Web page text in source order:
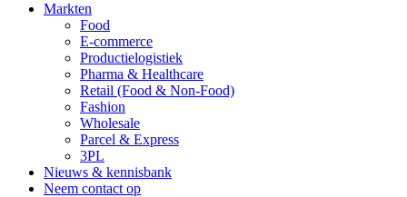
Markten
Food
E-commerce
Productielogistiek
Pharma & Healthcare
Retail (Food & Non-Food)
Fashion
Wholesale
Parcel & Express
3PL
Nieuws & kennisbank
Neem contact op